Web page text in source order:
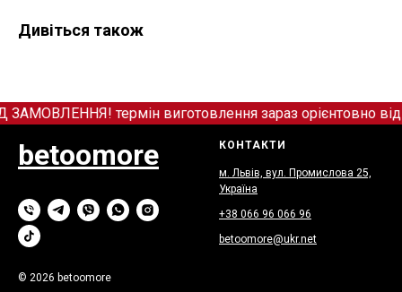
Дивіться також
термін виготовлення зараз орієнтовно від
betoomore
© 2026 betoomore
КОНТАКТИ
м. Львів, вул. Промислова 25,
Україна
+38 066 96 066 96
betoomore@ukr.net